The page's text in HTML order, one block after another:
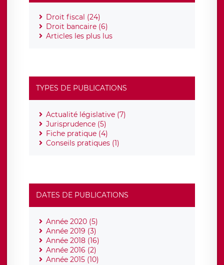
Droit fiscal (24)
Droit bancaire (6)
Articles les plus lus
TYPES DE PUBLICATIONS
Actualité législative (7)
Jurisprudence (5)
Fiche pratique (4)
Conseils pratiques (1)
DATES DE PUBLICATIONS
Année 2020 (5)
Année 2019 (3)
Année 2018 (16)
Année 2016 (2)
Année 2015 (10)